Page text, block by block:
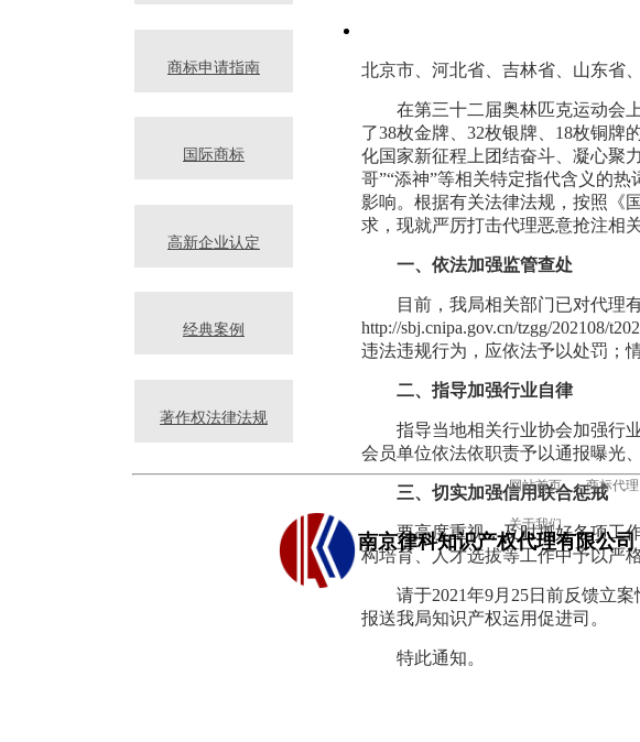
北京市、河北省、吉林省、山东省
在第三十二届奥林匹克运动会
了38枚金牌、32枚银牌、18枚铜
化国家新征程上团结奋斗、凝心聚
哥”“添神”等相关特定指代含义的
影响。根据有关法律法规，按照《
求，现就严厉打击代理恶意抢注相
一、依法加强监管查处
目前，我局相关部门已对代理
http://sbj.cnipa.gov.cn/tzgg/202108/
违法违规行为，应依法予以处罚；
二、指导加强行业自律
指导当地相关行业协会加强行
会员单位依法依职责予以通报曝光
三、切实加强信用联合惩戒
要高度重视，及时抓好各项工
构培育、人才选拔等工作中予以严
请于2021年9月25日前反馈立
报送我局知识产权运用促进司。
特此通知。
商标申请指南
国际商标
高新企业认定
经典案例
著作权法律法规
网站首页 商标代理
关于我们
南京律科知识产权代理有限公司